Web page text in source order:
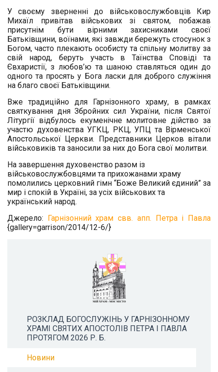
У своєму зверненні до військовослужбовців Кир
Михаїл привітав військових зі святом, побажав
присутнім бути вірними захисниками своєї
Батьківщини, воїнами, які завжди бережуть стосунок з
Богом, часто плекають особисту та спільну молитву за
свій народ, беруть участь в Таїнства Сповіді та
Євхаристії, з любов’ю та шаною ставляться один до
одного та просять у Бога ласки для доброго служіння
на благо своєї Батьківщини.
Вже традиційно для Гарнізонного храму, в рамках
святкування дня Збройних сил України, після Святої
Літургії відбулось екуменічне молитовне дійство за
участю духовенства УГКЦ, РКЦ, УПЦ та Вірменської
Апостольської Церкви. Представники Церков вітали
військовиків та заносили за них до Бога свої молитви.
На завершення духовенство разом із
військовослужбовцями та прихожанами храму
помолились церковний гімн “Боже Великий єдиний” за
мир і спокій в Україні, за усіх військових та
український народ.
Джерело: Гарнізонний храм свв. апп. Петра і Павла
{gallery=garrison/2014/12-6/}
РОЗКЛАД БОГОСЛУЖІНЬ У ГАРНІЗОННОМУ
ХРАМІ СВЯТИХ АПОСТОЛІВ ПЕТРА І ПАВЛА
ПРОТЯГОМ 2026 Р. Б.
Новини